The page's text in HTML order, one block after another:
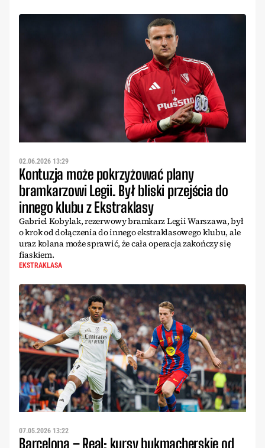
02.06.2026 13:29
Kontuzja może pokrzyżować plany
bramkarzowi Legii. Był bliski przejścia do
innego klubu z Ekstraklasy
Gabriel Kobylak, rezerwowy bramkarz Legii Warszawa, był
o krok od dołączenia do innego ekstraklasowego klubu, ale
uraz kolana może sprawić, że cała operacja zakończy się
fiaskiem.
EKSTRAKLASA
07.05.2026 13:22
Barcelona – Real: kursy bukmacherskie od